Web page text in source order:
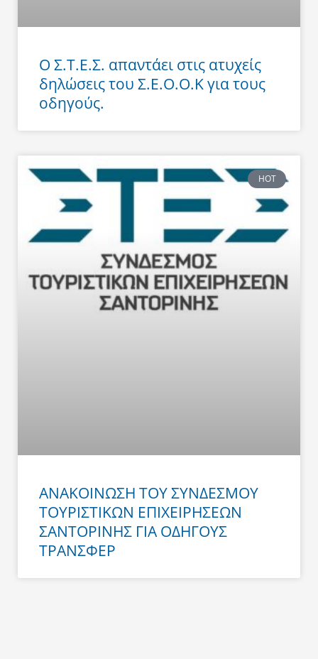
Ο Σ.Τ.Ε.Σ. απαντάει στις ατυχείς
δηλώσεις του Σ.Ε.Ο.Ο.Κ για τους
οδηγούς.
HOT
ΑΝΑΚΟΙΝΩΣΗ ΤΟΥ ΣΥΝΔΕΣΜΟΥ
ΤΟΥΡΙΣΤΙΚΩΝ ΕΠΙΧΕΙΡΗΣΕΩΝ
ΣΑΝΤΟΡΙΝΗΣ ΓΙΑ ΟΔΗΓΟΥΣ
ΤΡΑΝΣΦΕΡ